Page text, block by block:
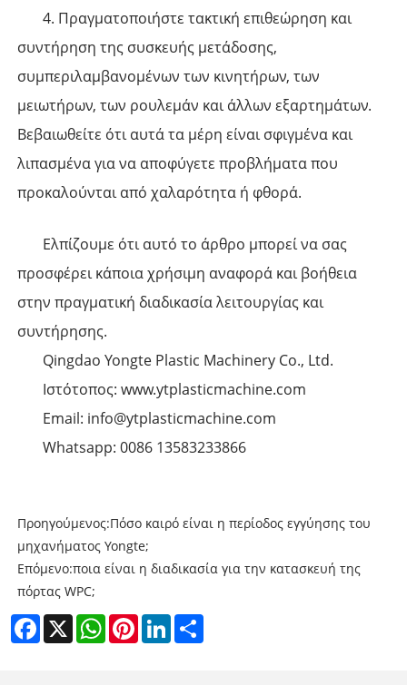
4. Πραγματοποιήστε τακτική επιθεώρηση και
συντήρηση της συσκευής μετάδοσης,
συμπεριλαμβανομένων των κινητήρων, των
μειωτήρων, των ρουλεμάν και άλλων εξαρτημάτων.
Βεβαιωθείτε ότι αυτά τα μέρη είναι σφιγμένα και
λιπασμένα για να αποφύγετε προβλήματα που
προκαλούνται από χαλαρότητα ή φθορά.
Ελπίζουμε ότι αυτό το άρθρο μπορεί να σας
προσφέρει κάποια χρήσιμη αναφορά και βοήθεια
στην πραγματική διαδικασία λειτουργίας και
συντήρησης.
Qingdao Yongte Plastic Machinery Co., Ltd.
Ιστότοπος: www.ytplasticmachine.com
Email: info@ytplasticmachine.com
Whatsapp: 0086 13583233866
Προηγούμενος:Πόσο καιρό είναι η περίοδος εγγύησης του
μηχανήματος Yongte;
Επόμενο:ποια είναι η διαδικασία για την κατασκευή της
πόρτας WPC;
Facebook
X WhatsAppPinterestLinkedIn